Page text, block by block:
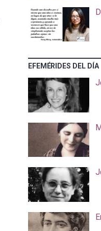
EFEMÉRIDES DEL DÍA